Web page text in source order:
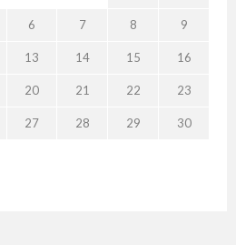
6 7 8 9
13 14 15 16
20 21 22 23
27 28 29 30